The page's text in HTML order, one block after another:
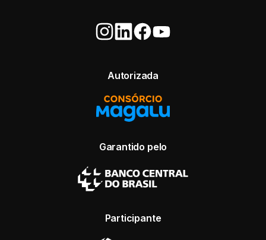
Autorizada
Garantido pelo
Participante